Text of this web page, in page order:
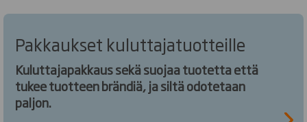
Pakkaukset kuluttajatuotteille
Kuluttajapakkaus sekä suojaa tuotetta että
tukee tuotteen brändiä, ja siltä odotetaan
paljon.